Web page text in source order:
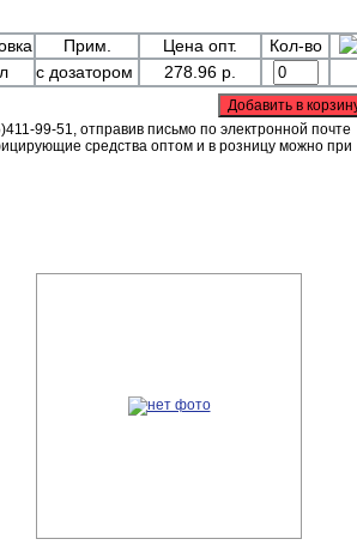
Прим. Цена опт.
Кол-во
с дозатором 278.96 р.
99-51, отправив письмо по электронной почте
средства оптом и в розницу можно при